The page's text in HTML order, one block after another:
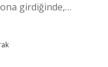
girdiğinde,…